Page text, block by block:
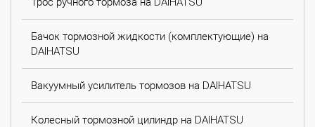
Бачок тормозной жидкости (комплектующие) на
DAIHATSU
Вакуумный усилитель тормозов на DAIHATSU
Колесный тормозной цилиндр на DAIHATSU